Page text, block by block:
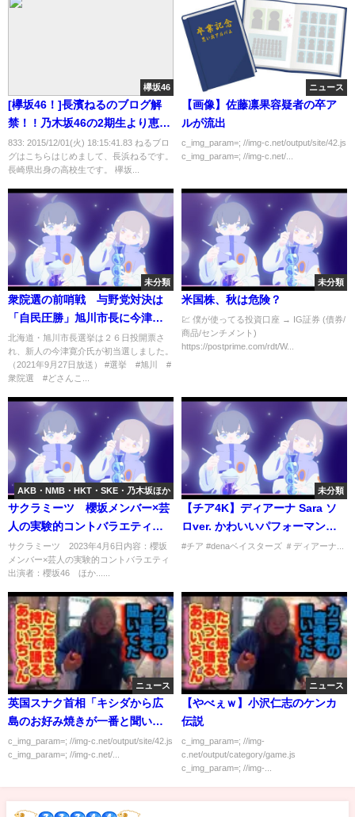
欅坂46
[欅坂46！]長濱ねるのブログ解
禁！ ! 乃木坂46の2期生より恵ま
れてると話題にwwww（画像あ
り）
833: 2015/12/01(火) 18:15:41.83 ねるブロ
グはこちらはじめまして、長浜ねるです。
長崎県出身の高校生です。 欅坂...
ニュース
【画像】佐藤凛果容疑者の卒ア
ルが流出
c_img_param=; //img-c.net/output/site/42.js
c_img_param=; //img-c.net/...
未分類
衆院選の前哨戦 与野党対決は
「自民圧勝」旭川市長に今津氏
初当選
北海道・旭川市長選挙は２６日投開票さ
れ、新人の今津寛介氏が初当選しました。
（2021年9月27日放送） #選挙 #旭川 #
衆院選 #どさんこ...
未分類
米国株、秋は危険？
💹 僕が使ってる投資口座 → IG証券 (債券/
商品/センチメント)
https://postprime.com/rdt/W...
AKB・NMB・HKT・SKE・乃木坂ほか
サクラミーツ 櫻坂メンバー×芸
人の実験的コントバラエティ 4
月6日
サクラミーツ 2023年4月6日内容：櫻坂
メンバー×芸人の実験的コントバラエティ
出演者：櫻坂46 ほか......
未分類
【チア4K】ディアーナ Sara ソ
ロver. かわいいパフォーマンス
DeNAベイスターズ きつねダン
#チア #denaベイスターズ ＃ディアーナ...
ニュース
英国スナク首相「キシダから広
島のお好み焼きが一番と聞い
た。私もそう思った」
c_img_param=; //img-c.net/output/site/42.js
c_img_param=; //img-c.net/...
ニュース
【やべぇｗ】小沢仁志のケンカ
伝説
c_img_param=; //img-
c.net/output/category/game.js
c_img_param=; //img-...